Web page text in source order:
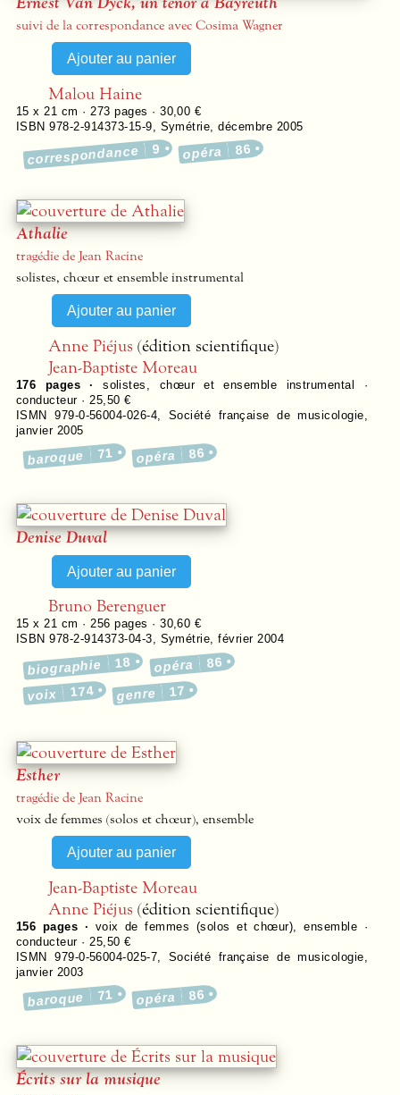
suivi de la correspondance avec Cosima Wagner
Malou Haine
15 x 21 cm · 273 pages ·30,00 €
ISBN 978-2-914373-15-9
Symétrie ,décembre 2005
correspondance 9 opéra 86
Athalie
tragédie de Jean Racine
solistes, chœur et ensemble instrumental
Anne Piéjus (édition scientifique)
Jean-Baptiste Moreau
176 pages ·solistes, chœur et ensemble instrumental ·
conducteur · 25,50 €
ISMN 979-0-56004-026-4
Société française de musicologie
janvier 2005
baroque 71 opéra 86
Denise Duval
Bruno Berenguer
15 x 21 cm ·256 pages ·30,60 €
ISBN 978-2-914373-04-3, Symétrie,février 2004
biographie 18 opéra 86
voix 174 genre 17
Esther
tragédie de Jean Racine
voix de femmes (solos et chœur), ensemble
Jean-Baptiste Moreau
Anne Piéjus (édition scientifique)
156 pages · voix de femmes (solos et chœur), ensemble ·
conducteur · 25,50 €
ISMN 979-0-56004-025-7
Société française de musicologie
janvier 2003
baroque 71 opéra 86
Écrits sur la musique